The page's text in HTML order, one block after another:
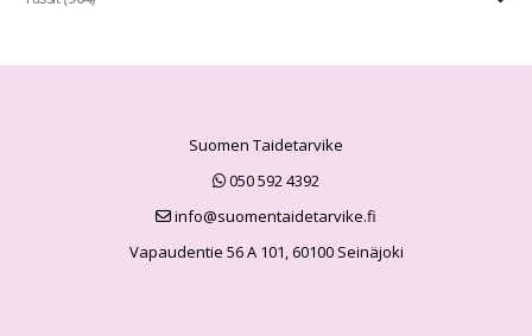
Suomen Taidetarvike
050 592 4392
info@suomentaidetarvike.fi
Vapaudentie 56 A 101, 60100 Seinäjoki